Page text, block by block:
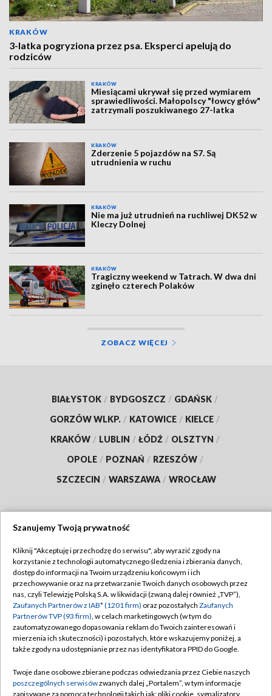
KRAKÓW
3-latka pogryziona przez psa. Eksperci apelują do
rodziców
KRAKÓW
Miesiącami ukrywał się przed wymiarem
sprawiedliwości. Małopolscy "łowcy głów"
zatrzymali poszukiwanego 27-latka
KRAKÓW
Zderzenie 5 pojazdów na S7. Są
utrudnienia w ruchu
KRAKÓW
Nie ma już utrudnień na ruchliwej DK52 w
Kleczy Dolnej
KRAKÓW
Tragiczny weekend w Tatrach. W dwa dni
zginęło czterech Polaków
ZOBACZ WIĘCEJ
BIAŁYSTOK / BYDGOSZCZ / GDAŃSK /
GORZÓW WLKP. / KATOWICE / KIELCE /
KRAKÓW / LUBLIN / ŁÓDŹ / OLSZTYN /
OPOLE / POZNAŃ / RZESZÓW /
SZCZECIN / WARSZAWA / WROCŁAW
TVP
Abonament TVP
Emisja w TVP
Centrum informacji TVP
Naziemna Telewizja Cyfrowa
Rada Programowa
Regulamin TVP
Polityka prywatności
Moje zgody
Pomoc
Kontakt
Szanujemy Twoją prywatność
Kliknij "Akceptuję i przechodzę do serwisu", aby wyrazić zgody na
korzystanie z technologii automatycznego śledzenia i zbierania danych,
dostęp do informacji na Twoim urządzeniu końcowym i ich
przechowywanie oraz na przetwarzanie Twoich danych osobowych przez
nas, czyli Telewizję Polską S.A. w likwidacji (zwaną dalej również „TVP”),
Zaufanych Partnerów z IAB* (1201 firm) oraz pozostałych Zaufanych
Partnerów TVP (93 firm), w celach marketingowych (w tym do
zautomatyzowanego dopasowania reklam do Twoich zainteresowań i
mierzenia ich skuteczności) i pozostałych, które wskazujemy poniżej, a
także zgody na udostępnianie przez nas identyfikatora PPID do Google.
Twoje dane osobowe zbierane podczas odwiedzania przez Ciebie naszych
poszczególnych serwisówzwanych dalej „Portalem”, w tym informacje
zapisywane za pomocą technologii takich jak: pliki cookie, sygnalizatory